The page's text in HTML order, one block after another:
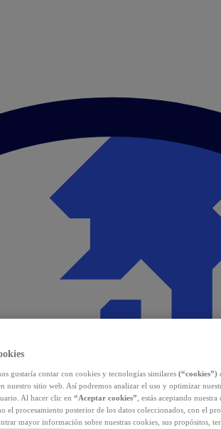
gustaría contar con cookies y tecnologías similares (“cookies”)
nuestro sitio web. Así podremos analizar el uso y optimizar
Al hacer clic en “Aceptar cookies” , estás aceptando
el procesamiento posterior de los datos coleccionados, con el
mayor información sobre nuestras cookies, sus propósitos,